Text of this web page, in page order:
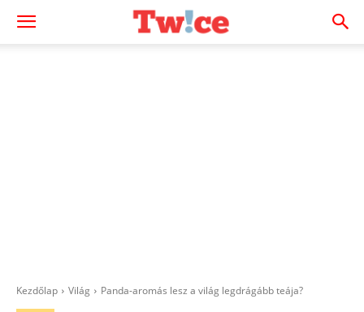
Kezdőlap Világ Panda-aromás lesz a világ legdrágább teája?